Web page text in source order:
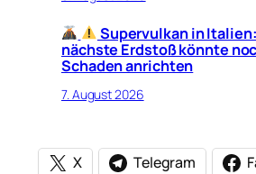
Supervulkan in
nächste Erdstoß könnte
Schaden anrichten
7. August 2026
X Telegram